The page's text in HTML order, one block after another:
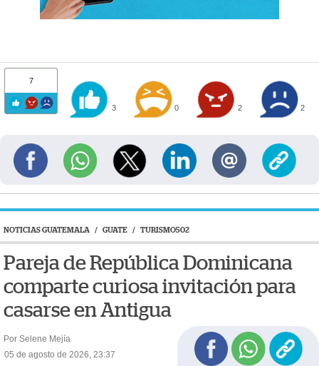
7
3 0 2 2
NOTICIAS GUATEMALA / GUATE / TURISMO502
Pareja de República Dominicana
comparte curiosa invitación para
casarse en Antigua
Por Selene Mejía
05 de agosto de 2026, 23:37